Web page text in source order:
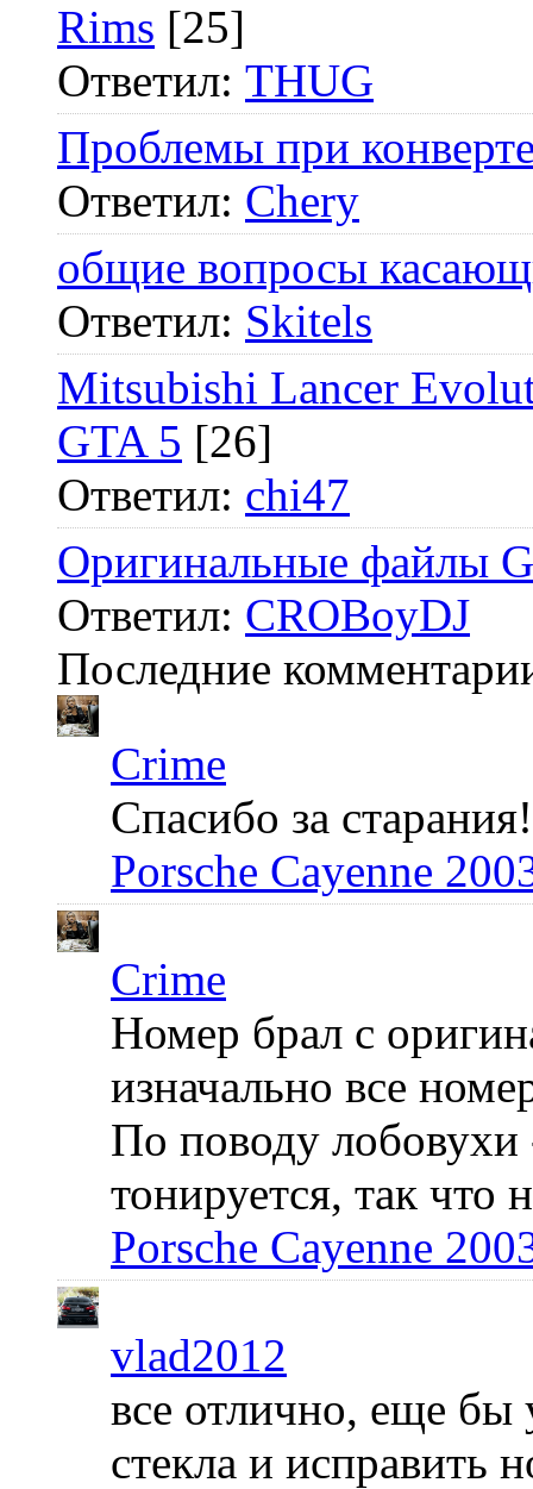
Rims [25]
Ответил: THUG
Проблемы при
Ответил: Chery
общие вопросы
Ответил: Skitels
Mitsubishi Lancer
GTA 5 [26]
Ответил: chi47
Оригинальные файлы
Ответил: CROBoyDJ
Последние
Crime
Спасибо за
Porsche Cayenne
Crime
Номер брал с
изначально все
По поводу лобовухи
тонируется, так что
Porsche Cayenne
vlad2012
все отлично, еще бы
стекла и исправить